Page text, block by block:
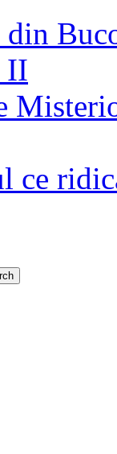
din
II
ce